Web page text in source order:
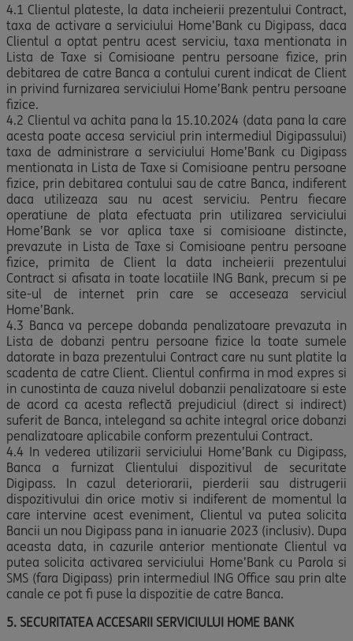
4.1 Clientul plateste, la data incheierii prezentului Contract,
taxa de activare a serviciului Home’Bank cu Digipass, daca
Clientul a optat pentru acest serviciu, taxa mentionata in
Lista de Taxe si Comisioane pentru persoane fizice, prin
debitarea de catre Banca a contului curent indicat de Client
in privind furnizarea serviciului Home’Bank pentru persoane
fizice.
4.2 Clientul va achita pana la 15.10.2024 (data pana la care
acesta poate accesa serviciul prin intermediul Digipassului)
taxa de administrare a serviciului Home’Bank cu Digipass
mentionata in Lista de Taxe si Comisioane pentru persoane
fizice, prin debitarea contului sau de catre Banca, indiferent
daca utilizeaza sau nu acest serviciu. Pentru fiecare
operatiune de plata efectuata prin utilizarea serviciului
Home’Bank se vor aplica taxe si comisioane distincte,
prevazute in Lista de Taxe si Comisioane pentru persoane
fizice, primita de Client la data incheierii prezentului
Contract si afisata in toate locatiile ING Bank, precum si pe
site-ul de internet prin care se acceseaza serviciul
Home’Bank.
4.3 Banca va percepe dobanda penalizatoare prevazuta in
Lista de dobanzi pentru persoane fizice la toate sumele
datorate in baza prezentului Contract care nu sunt platite la
scadenta de catre Client. Clientul confirma in mod expres si
in cunostinta de cauza nivelul dobanzii penalizatoare si este
de acord ca acesta reflectă prejudiciul (direct si indirect)
suferit de Banca, intelegand sa achite integral orice dobanzi
penalizatoare aplicabile conform prezentului Contract.
4.4 In vederea utilizarii serviciului Home’Bank cu Digipass,
Banca a furnizat Clientului dispozitivul de securitate
Digipass. In cazul deteriorarii, pierderii sau distrugerii
dispozitivului din orice motiv si indiferent de momentul la
care intervine acest eveniment, Clientul va putea solicita
Bancii un nou Digipass pana in ianuarie 2023 (inclusiv). Dupa
aceasta data, in cazurile anterior mentionate Clientul va
putea solicita activarea serviciului Home’Bank cu Parola si
SMS (fara Digipass) prin intermediul ING Office sau prin alte
canale ce pot fi puse la dispozitie de catre Banca.
5. SECURITATEA ACCESARII SERVICIULUI HOME BANK